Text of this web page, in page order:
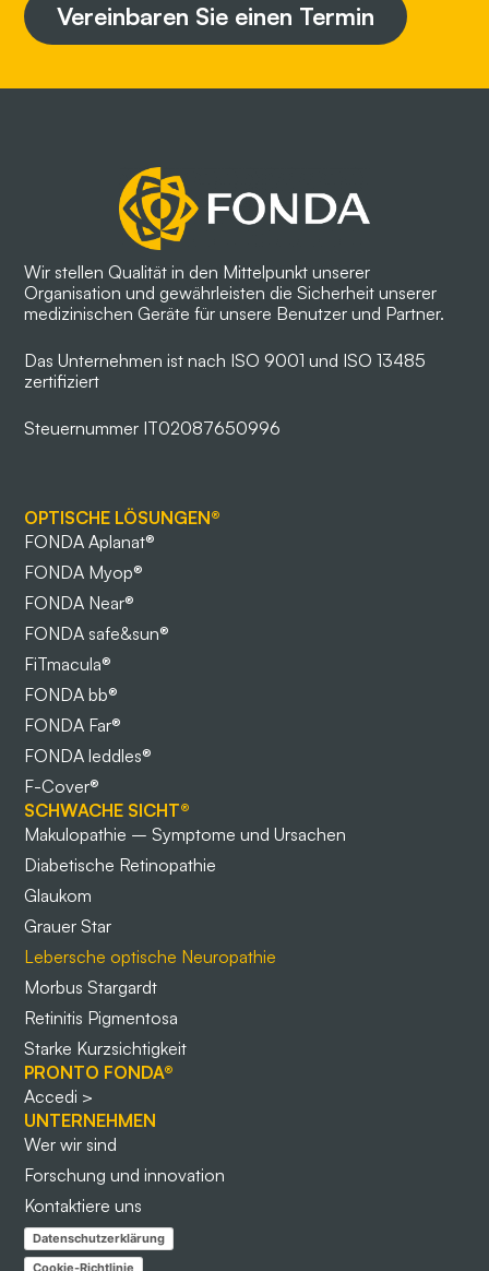
Vereinbaren Sie einen Termin
Wir stellen Qualität in den Mittelpunkt unserer
Organisation und gewährleisten die Sicherheit unserer
medizinischen Geräte für unsere Benutzer und Partner.
Das Unternehmen ist nach ISO 9001 und ISO 13485
zertifiziert
Steuernummer IT02087650996
OPTISCHE LÖSUNGEN®
FONDA Aplanat®
FONDA Myop®
FONDA Near®
FONDA safe&sun®
FiTmacula®
FONDA bb®
FONDA Far®
FONDA leddles®
F-Cover®
SCHWACHE SICHT®
Makulopathie – Symptome und Ursachen
Diabetische Retinopathie
Glaukom
Grauer Star
Lebersche optische Neuropathie
Morbus Stargardt
Retinitis Pigmentosa
Starke Kurzsichtigkeit
PRONTO FONDA®
Accedi >
UNTERNEHMEN
Wer wir sind
Forschung und innovation
Kontaktiere uns
Datenschutzerklärung
Cookie-Richtlinie